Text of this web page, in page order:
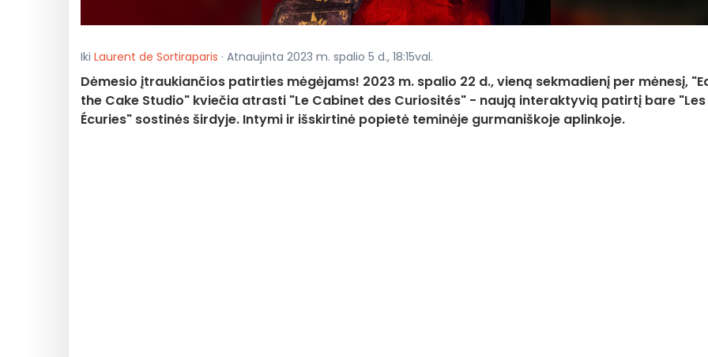
Iki Laurent de Sortiraparis · Atnaujinta 2023 m. spalio 5 d., 18:15val.
Dėmesio įtraukiančios patirties mėgėjams! 2023 m. spalio 22 d., vieną sekmadienį per mėnesį,
the Cake Studio" kviečia atrasti "Le Cabinet des Curiosités" - naują interaktyvią patirtį bare "Les
Écuries" sostinės širdyje. Intymi ir išskirtinė popietė teminėje gurmaniškoje aplinkoje.